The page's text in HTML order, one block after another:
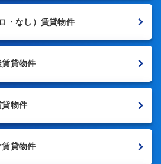
ロ・なし）賃貸物件
貸物件
貸物件
貸物件